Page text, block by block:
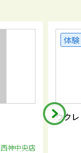
西神中央店
体験
ウク